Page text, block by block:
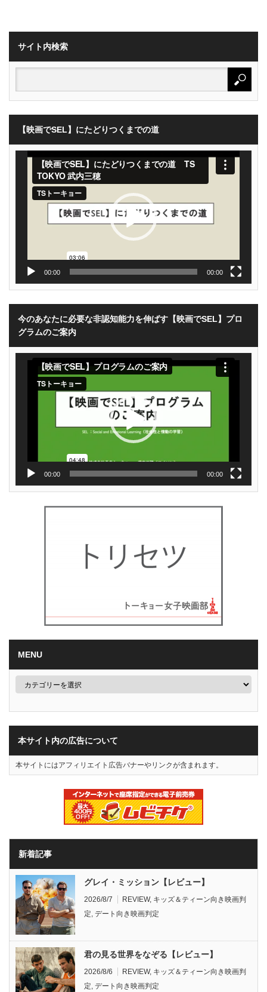
サイト内検索
【映画でSEL】にたどりつくまでの道
00:00 00:00
今のあなたに必要な非認知能力を伸ばす【映画でSEL】プロ
グラムのご案内
動
00:00 00:00
MENU
本サイト内の広告について
本サイトにはアフィリエイト広告バナーやリンクが含まれます。
新着記事
グレイ・ミッション【レビュー】
2026/8/7 REVIEW, キッズ＆ティーン向き映画判
定, デート向き映画判定
君の見る世界をなぞる【レビュー】
2026/8/6 REVIEW, キッズ＆ティーン向き映画判
定, デート向き映画判定